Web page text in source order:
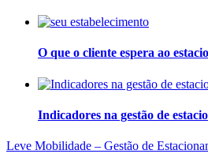
O que o cliente espera ao
Indicadores na gestão de
Leve Mobilidade – Gestão de